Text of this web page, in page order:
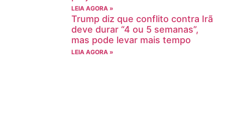
LEIA AGORA »
Trump diz que conflito contra Irã
deve durar “4 ou 5 semanas”,
mas pode levar mais tempo
LEIA AGORA »